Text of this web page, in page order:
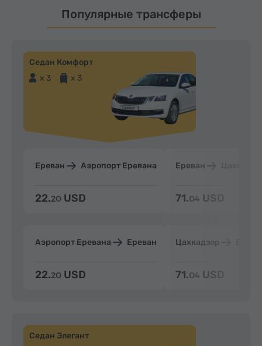
Популярные трансферы
Седан Комфорт
x 3
x 3
Ереван Аэропорт Еревана
22.20 USD
Аэропорт Еревана Ереван
22.20 USD
Ереван
71.04 USD
Цахкадзор
71.04 USD
Седан Элегант